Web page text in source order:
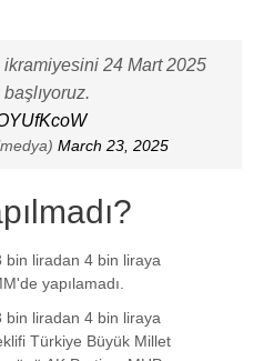
ikramiyesini 24 Mart 2025
March 23, 2025
bin liradan 4 bin liraya
yapılamadı.
bin liradan 4 bin liraya
Türkiye Büyük Millet